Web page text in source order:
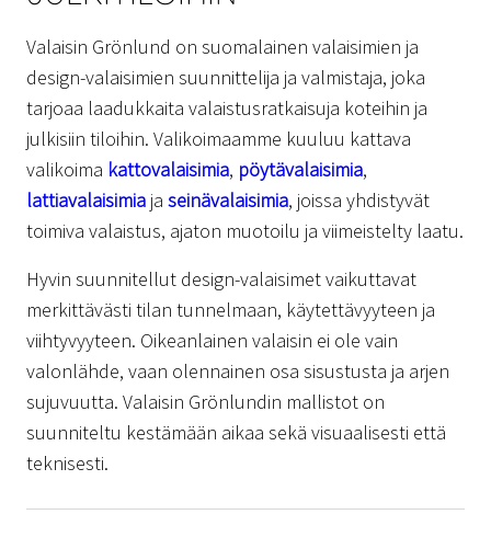
Valaisin Grönlund on suomalainen valaisimien ja
design-valaisimien suunnittelija ja valmistaja, joka
tarjoaa laadukkaita valaistusratkaisuja koteihin ja
julkisiin tiloihin. Valikoimaamme kuuluu kattava
valikoima kattovalaisimia, pöytävalaisimia,
lattiavalaisimia ja seinävalaisimia, joissa yhdistyvät
toimiva valaistus, ajaton muotoilu ja viimeistelty laatu.
Hyvin suunnitellut design-valaisimet vaikuttavat
merkittävästi tilan tunnelmaan, käytettävyyteen ja
viihtyvyyteen. Oikeanlainen valaisin ei ole vain
valonlähde, vaan olennainen osa sisustusta ja arjen
sujuvuutta. Valaisin Grönlundin mallistot on
suunniteltu kestämään aikaa sekä visuaalisesti että
teknisesti.